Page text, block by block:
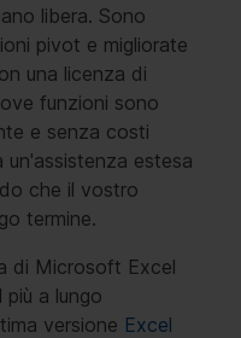
libera. Sono
pivot e migliorate
una licenza di
funzioni sono
e senza costi
un'assistenza estesa
che il vostro
termine.
di Microsoft Excel
a lungo
versione Excel